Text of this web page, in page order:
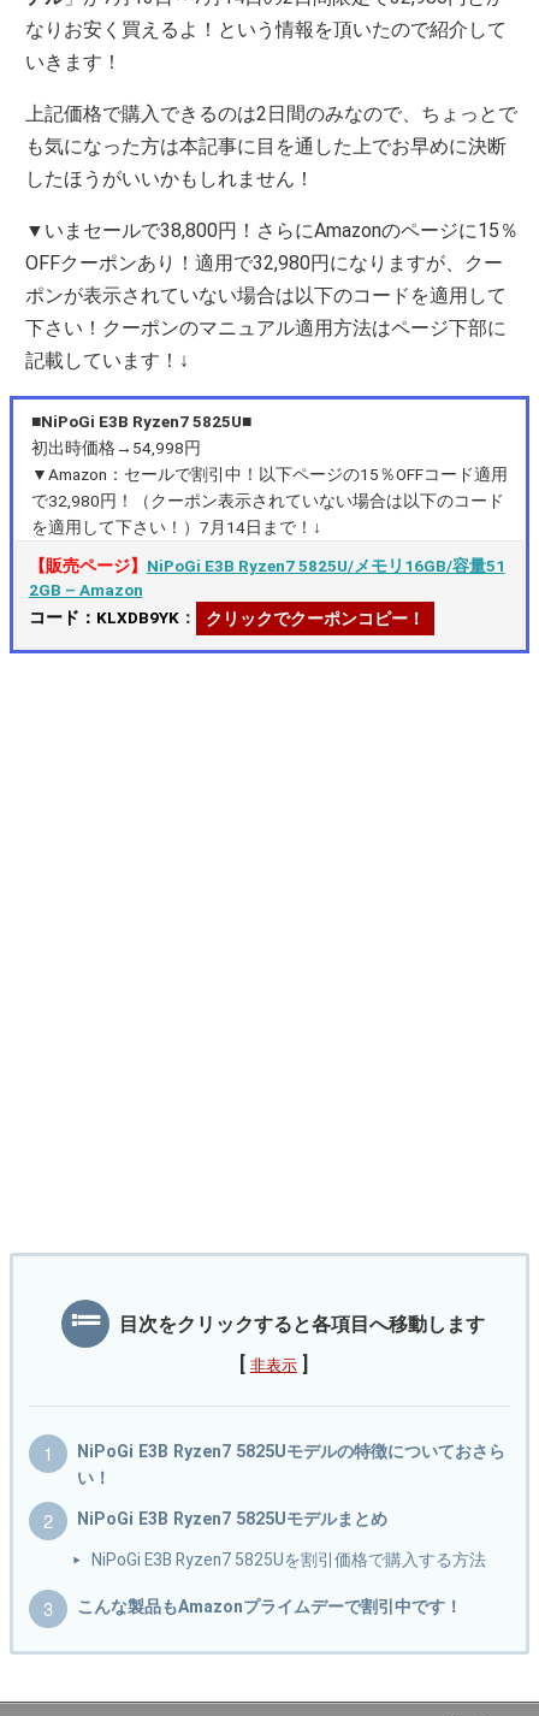
なりお安く買えるよ！という情報を頂いたので紹介して
いきます！
上記価格で購入できるのは2日間のみなので、ちょっとで
も気になった方は本記事に目を通した上でお早めに決断
したほうがいいかもしれません！
▼いまセールで38,800円！さらにAmazonのページに15％
OFFクーポンあり！適用で32,980円になりますが、クー
ポンが表示されていない場合は以下のコードを適用して
下さい！クーポンのマニュアル適用方法はページ下部に
記載しています！↓
■NiPoGi E3B Ryzen7 5825U■
初出時価格→54,998円
▼Amazon：セールで割引中！以下ページの15％OFFコード適用
で32,980円！（クーポン表示されていない場合は以下のコード
を適用して下さい！）7月14日まで！↓
【販売ページ】 NiPoGi E3B Ryzen7 5825U/メモリ16GB/容量51
2GB – Amazon
コード：KLXDB9YK： クリックでクーポンコピー！
目次をクリックすると各項目へ移動します
非表示
NiPoGi E3B Ryzen7 5825Uモデルの特徴についておさら
い！
NiPoGi E3B Ryzen7 5825Uモデルまとめ
NiPoGi E3B Ryzen7 5825Uを割引価格で購入する方法
こんな製品もAmazonプライムデーで割引中です！